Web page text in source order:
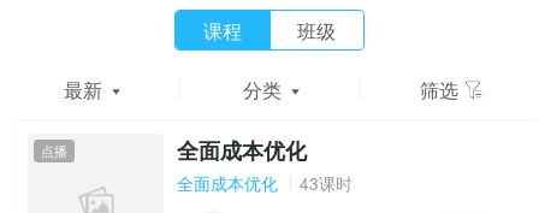
课程 班级
最新 分类 筛选
点播 全面成本优化
全面成本优化 43课时